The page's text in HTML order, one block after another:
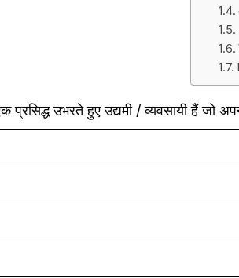
प्रसिद्ध उभरते हुए उद्यमी / व्यवसायी हैं जो